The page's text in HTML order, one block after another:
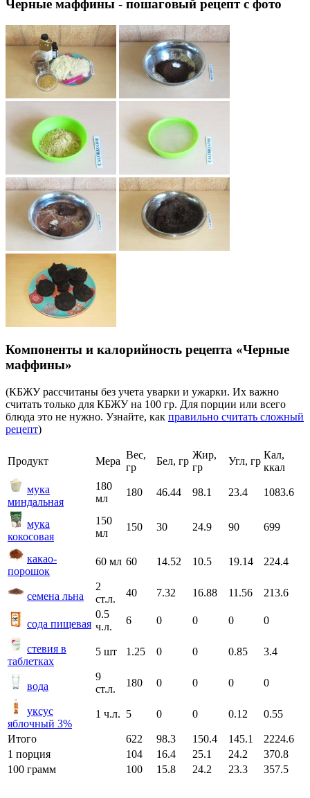
Черные маффины - пошаговый рецепт с фото
Компоненты и калорийность рецепта «Черные
маффины»
(КБЖУ рассчитаны без учета уварки и ужарки. Их важно
считать только для КБЖУ на 100 гр. Для порции или всего
блюда это не нужно. Узнайте, как правильно считать сложный
рецепт)
Продукт Мера
Вес,
гр
Бел, гр
Жир,
гр
Угл, гр
Кал,
ккал
мука
миндальная
180
мл
180 46.44 98.1 23.4 1083.6
мука
кокосовая
150
мл
150 30 24.9 90 699
какао-
порошок
60 мл 60 14.52 10.5 19.14 224.4
семена льна
2
ст.л.
40 7.32 16.88 11.56 213.6
сода пищевая
0.5
ч.л.
6 0 0 0 0
стевия в
таблетках
5 шт 1.25 0 0 0.85 3.4
вода
9
ст.л.
180 0 0 0 0
уксус
яблочный 3%
1 ч.л. 5 0 0 0.12 0.55
Итого 622 98.3 150.4 145.1
2224.6
1 порция
104 16.4 25.1 24.2
370.8
100 грамм
100 15.8 24.2 23.3 357.5